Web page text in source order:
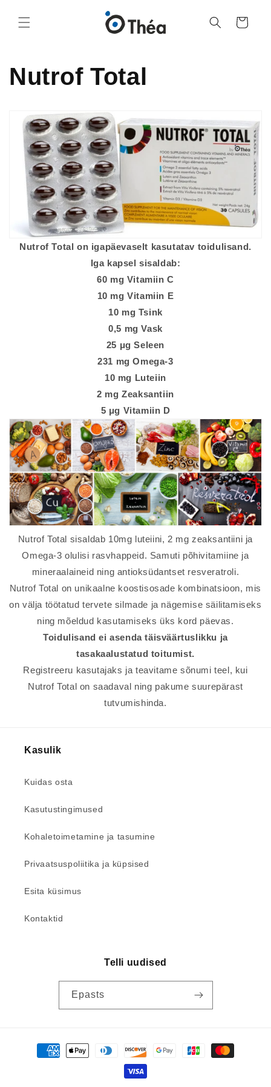
Ostukorv
Nutrof Total
Nutrof Total on igapäevaselt kasutatav toidulisand.
Iga kapsel sisaldab:
60 mg Vitamiin C
10 mg Vitamiin E
10 mg Tsink
0,5 mg Vask
25 μg Seleen
231 mg Omega-3
10 mg Luteiin
2 mg Zeaksantiin
5 μg Vitamiin D
Nutrof Total sisaldab 10mg luteiini, 2 mg zeaksantiini ja
Omega-3 olulisi rasvhappeid. Samuti põhivitamiine ja
mineraalaineid ning antioksüdantset resveratroli.
Nutrof Total on unikaalne koostisosade kombinatsioon, mis
on välja töötatud tervete silmade ja nägemise säilitamiseks
ning mõeldud kasutamiseks üks kord päevas.
Toidulisand ei asenda täisväärtuslikku ja
tasakaalustatud toitumist.
Registreeru kasutajaks ja teavitame sõnumi teel, kui
Nutrof Total on saadaval ning pakume suurepärast
tutvumishinda.
Kasulik
Kuidas osta
Kasutustingimused
Kohaletoimetamine ja tasumine
Privaatsuspoliitika ja küpsised
Esita küsimus
Kontaktid
Telli uudised
Epasts
Maksevõimalused